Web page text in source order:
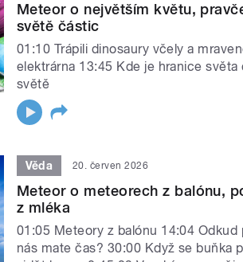
Meteor o největším květu,
světě částic
01:10 Trápili dinosaury včely a
elektrárna 13:45 Kde je hranice
světě
Věda 20. červen 2026
Meteor o meteorech z balónu,
z mléka
01:05 Meteory z balónu 14:04
nás mate čas? 30:00 Když se buňka